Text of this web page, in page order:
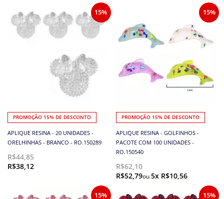
PROMOÇÃO 15% DE DESCONTO
APLIQUE RESINA - 20 UNIDADES -
ORELHINHAS - BRANCO - RO.150289
R$44,85
R$38,12
15%
PROMOÇÃO 15% DE DESCONTO
APLIQUE RESINA - GOLFINHOS -
PACOTE COM 100 UNIDADES -
RO.150540
R$62,10
R$52,79
5x R$10,56
15%
15% 15%